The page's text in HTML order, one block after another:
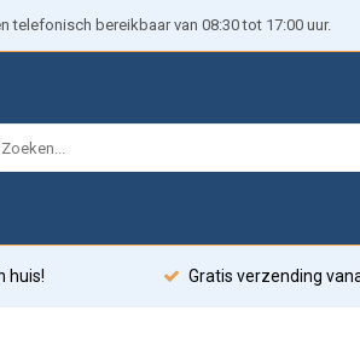
telefonisch bereikbaar van 08:30 tot 17:00 uur.
huis! Gratis verzending